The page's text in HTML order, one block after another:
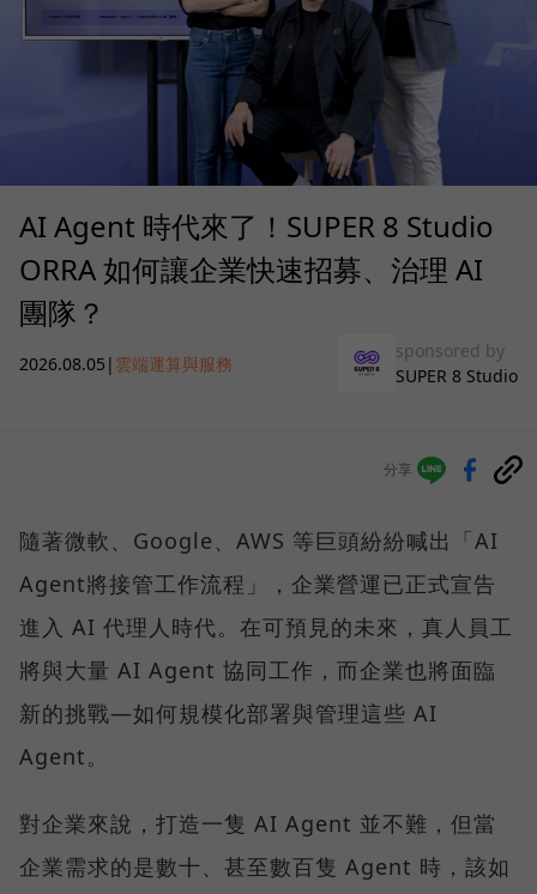
AI Agent 時代來了！SUPER 8 Studio
ORRA 如何讓企業快速招募、治理 AI
團隊？
2026.08.05 | 雲端運算與服務
sponsored by
SUPER 8 Studio
分享
隨著微軟、Google、AWS 等巨頭紛紛喊出「AI
Agent將接管工作流程」，企業營運已正式宣告
進入 AI 代理人時代。在可預見的未來，真人員工
將與大量 AI Agent 協同工作，而企業也將面臨
新的挑戰—如何規模化部署與管理這些 AI
Agent。
對企業來說，打造一隻 AI Agent 並不難，但當
企業需求的是數十、甚至數百隻 Agent 時，該如